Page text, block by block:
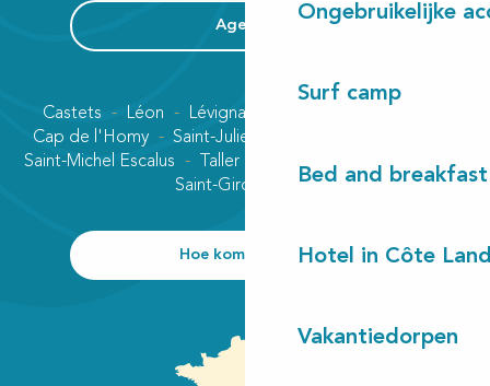
Ongebruikelijke
Surf camp
Bed and breakfast
Hotel in Côte
Vakantiedorpen
Agenda
Castets Léon Lévignacq
Cap de l'Homy
Saint-Julien-en-Born
Saint-Michel Escalus
Taller
Vielle-Saint-Girons
Saint-Girons plage
Hoe kom ik daar?